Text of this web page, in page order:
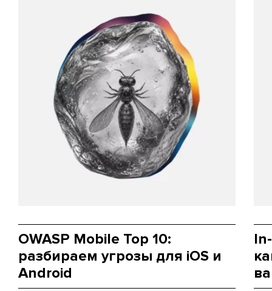
OWASP Mobile Top 10:
разбираем угрозы для iOS и
Android